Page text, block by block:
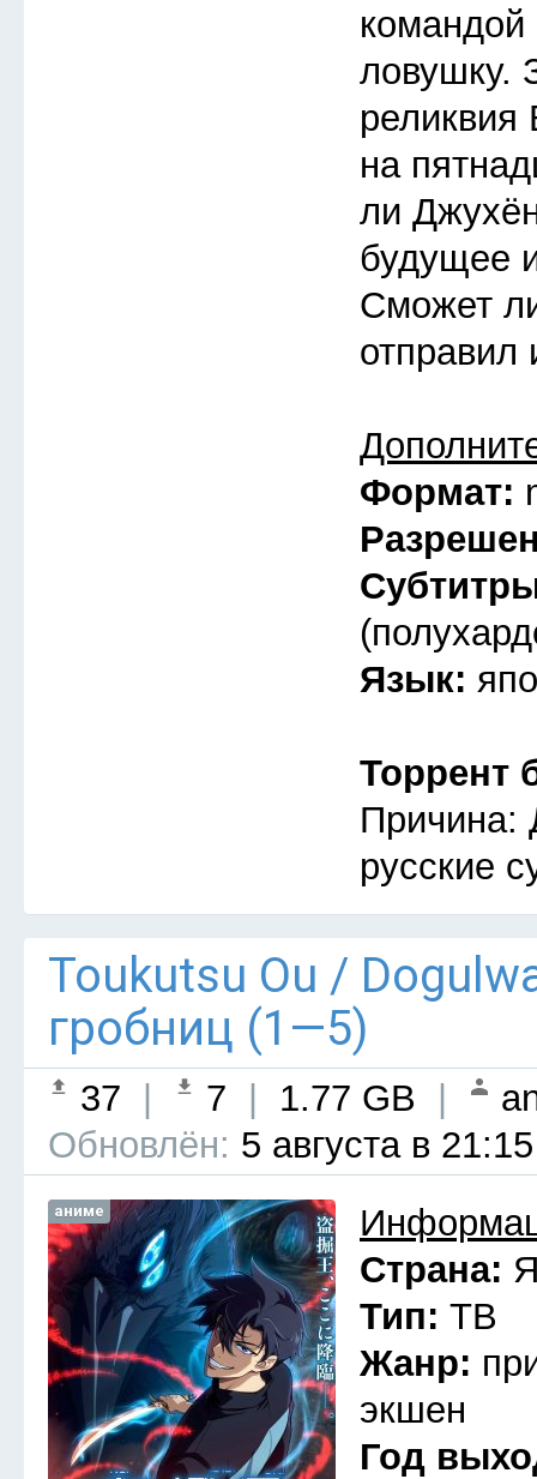
ловушку.
реликвия
на
ли
будущее
Сможет
отправил
Формат:
Язык:
Торрент
Причина:
русские
Тоukutsu Оu /
гробниц (1—5)
37 7 1.77 GB
Обновлён: 5 августа в 21:15
аниме
Страна:
Тип: ТВ
Жанр:
экшен
Год